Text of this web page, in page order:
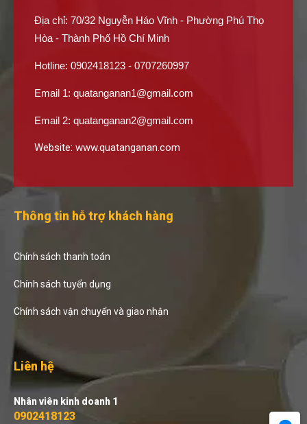
Địa chỉ: 70/32 Nguyễn Háo Vĩnh - Phường Phú Thọ
Hòa - Thành Phố Hồ Chí Minh
Hotline: 0902418123 - 0707260997
Email 1: quatanganan1@gmail.com
Email 2: quatanganan2@gmail.com
Website: www.quatanganan.com
Thông tin hỗ trợ khách hàng
Chính sách thanh toán
Chính sách tuyển dụng
Chính sách vận chuyển và giao nhận
Liên hệ
Nhân viên kinh doanh 1
0902418123